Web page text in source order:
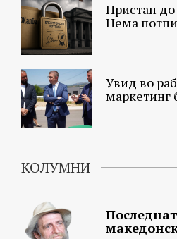
Пристап
Нема
Увид во
маркетинг
КОЛУМНИ